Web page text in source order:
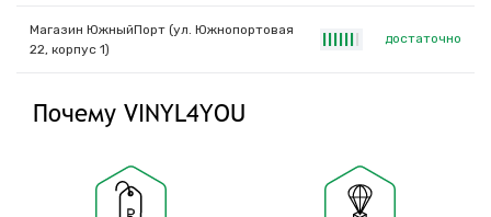
Магазин ЮжныйПорт (ул. Южнопортовая
22, корпус 1)
достаточно
Почему VINYL4YOU